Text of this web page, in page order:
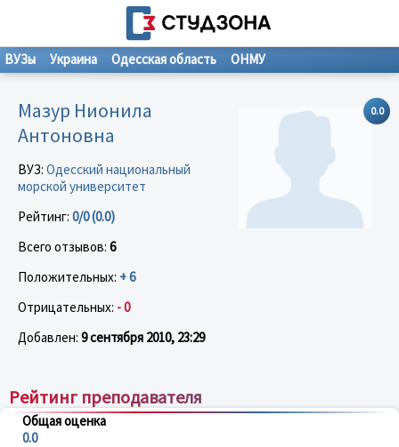
ВУЗы Украина Одесская область ОНМУ
0.0
Мазур Нионила
Антоновна
ВУЗ: Одесский национальный
морской университет
Рейтинг: 0/0 (0.0)
Всего отзывов: 6
Положительных: + 6
Отрицательных: - 0
Добавлен: 9 сентября 2010, 23:29
Рейтинг преподавателя
Общая оценка
0.0